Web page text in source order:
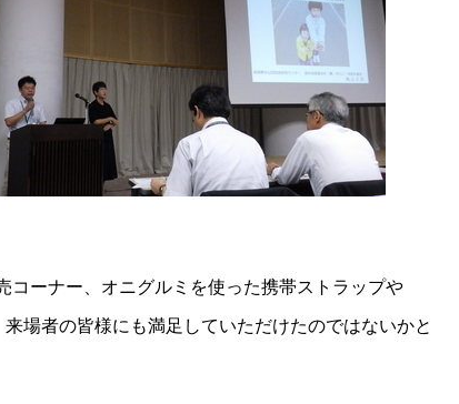
ーナー、オニグルミを使った携帯ストラップや
場者の皆様にも満足していただけたのではないかと